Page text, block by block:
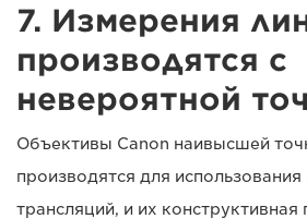
7. Измерения
производятся с
невероятной
Объективы Canon наивысшей
производятся для
трансляций, и их конструктивная